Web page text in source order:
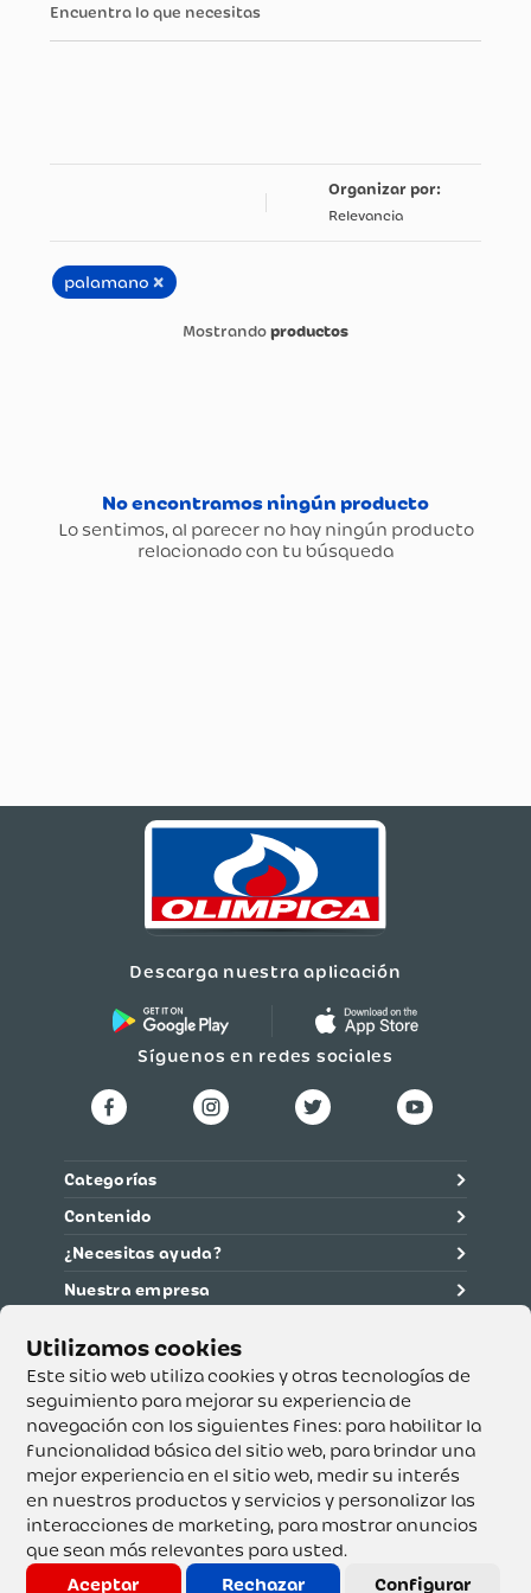
Este sitio web utiliza cookies y otras tecnologías de
seguimiento para mejorar su experiencia de
navegación con los siguientes fines: para habilitar la
funcionalidad básica del sitio web, para brindar una
mejor experiencia en el sitio web, medir su interés
en nuestros productos y servicios y personalizar las
interacciones de marketing, para mostrar anuncios
que sean más relevantes para usted.
Aceptar
Rechazar Configurar
Encuentra lo que necesitas
Relevancia
palamano ×
productos
Descarga nuestra aplicación
Síguenos en redes sociales
Categorías
Contenido
¿Necesitas ayuda?
Nuestra empresa
Supertiendas y Drogería Olímpica S.A. - Nit 890.107.487 -
Dirección de notificación: Calle 53 No. 46-192 local 3-01
Teléfono: 3232540999 - Correo:
servicioalcliente@olimpica.com.co
Copyright o Actualización 2023 OLÍMPICA S.A. Derechos
Reservados.